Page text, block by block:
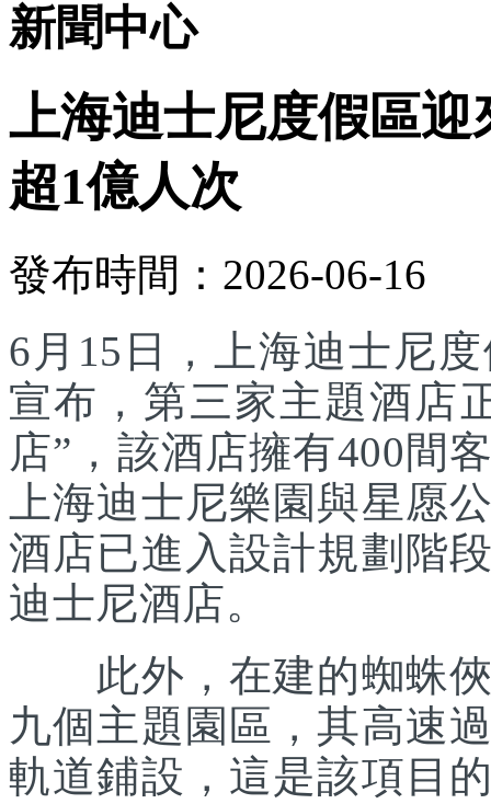
新聞中心
上海迪士尼度假區
超1億人次
發布時間：2026-06-16
6月15日，上海迪士尼
宣布，第三家主題酒店
店”，該酒店擁有400間
上海迪士尼樂園與星愿
酒店已進入設計規劃階
迪士尼酒店。
此外，在建的蜘蛛俠
九個主題園區，其高速
軌道鋪設，這是該項目